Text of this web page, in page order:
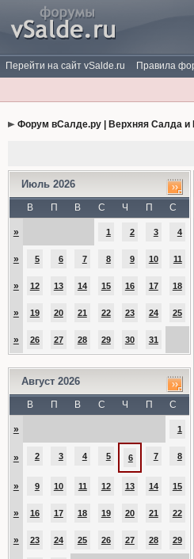
Перейти на сайт vSalde.ru Правила
Форум вСалде.ру | Верхняя Салда
Июль 2026
В П В С Ч П С
» 1 2 3 4
» 5 6 7 8 9 10 11
» 12 13 14 15 16 17 18
» 19 20 21 22 23 24 25
» 26 27 28 29 30 31
Август 2026
В П В С Ч П С
» 1
» 2 3 4 5 6 7 8
» 9 10 11 12 13 14 15
» 16 17 18 19 20 21 22
» 23 24 25 26 27 28 29